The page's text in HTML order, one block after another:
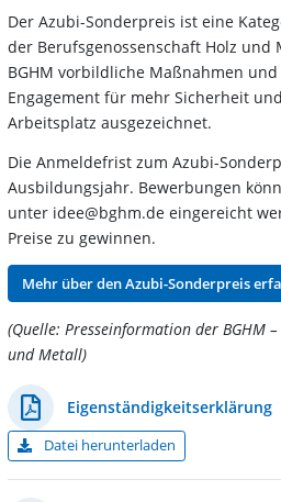
Der Azubi-Sonderpreis ist eine
der Berufsgenossenschaft Holz und
BGHM vorbildliche Maßnahmen
Engagement für mehr Sicherheit
Arbeitsplatz ausgezeichnet.
Die Anmeldefrist zum Azubi-
Ausbildungsjahr. Bewerbungen
unter idee@bghm.de eingereicht
Preise zu gewinnen.
Mehr über den Azubi-Sonderpreis
(Quelle: Presseinformation der BGHM
und Metall)
Eigenständigkeitserklärung
Datei herunterladen